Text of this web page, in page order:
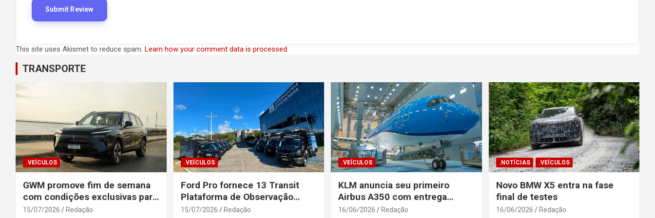
This site uses Akismet to reduce spam. Learn how your comment data is processed.
TRANSPORTE
.VEÍCULOS
GWM promove fim de semana
com condições exclusivas para
o Wey 07
15/07/2026 Redação
.VEÍCULOS
Ford Pro fornece 13 Transit
Plataforma de Observação
Elevada para a Secretaria de
15/07/2026 Redação
.VEÍCULOS
KLM anuncia seu primeiro
Airbus A350 com entrega
prevista até o fim de agosto
16/06/2026 Redação
.NOTÍCIAS .VEÍCULOS
Novo BMW X5 entra na fase
final de testes
16/06/2026 Redação